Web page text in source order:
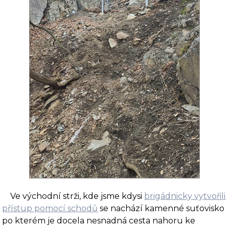
Ve východní strži, kde jsme kdysi brigádnicky vytvořili
přístup pomocí schodů se nachází kamenné suťovisko
po kterém je docela nesnadná cesta nahoru ke